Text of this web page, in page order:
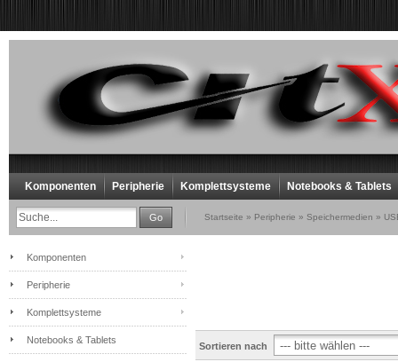
Komponenten Peripherie Komplettsysteme Notebooks & Tablets
Go Startseite » Peripherie » Speichermedien »
Sortieren nach
Komponenten
Peripherie
Komplettsysteme
Notebooks & Tablets